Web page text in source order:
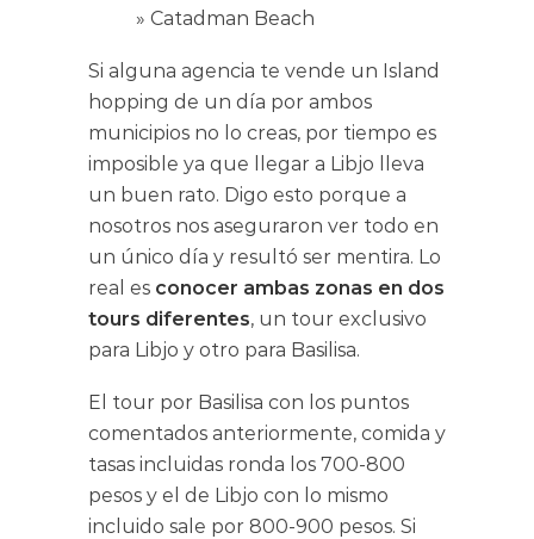
» Catadman Beach
Si alguna agencia te vende un Island
hopping de un día por ambos
municipios no lo creas, por tiempo es
imposible ya que llegar a Libjo lleva
un buen rato. Digo esto porque a
nosotros nos aseguraron ver todo en
un único día y resultó ser mentira. Lo
real es conocer ambas zonas en dos
tours diferentes, un tour exclusivo
para Libjo y otro para Basilisa.
El tour por Basilisa con los puntos
comentados anteriormente, comida y
tasas incluidas ronda los 700-800
pesos y el de Libjo con lo mismo
incluido sale por 800-900 pesos. Si